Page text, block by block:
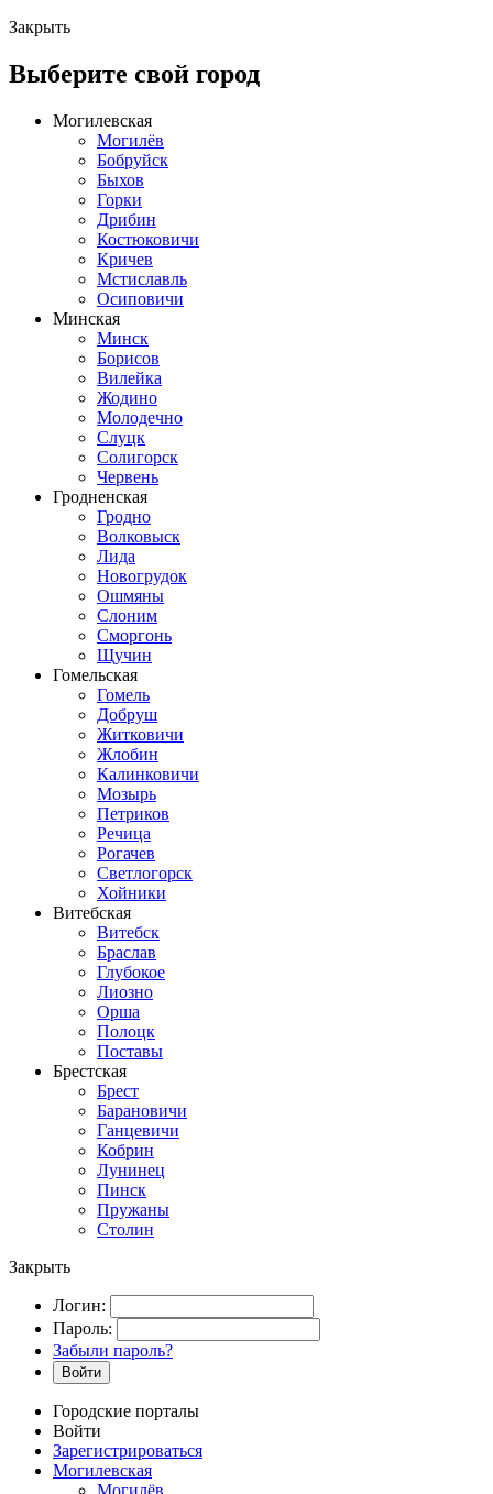
Закрыть
Выберите свой город
Могилевская
Могилёв
Бобруйск
Быхов
Горки
Дрибин
Костюковичи
Кричев
Мстиславль
Осиповичи
Минская
Минск
Борисов
Вилейка
Жодино
Молодечно
Слуцк
Солигорск
Червень
Гродненская
Гродно
Волковыск
Лида
Новогрудок
Ошмяны
Слоним
Сморгонь
Щучин
Гомельская
Гомель
Добруш
Житковичи
Жлобин
Калинковичи
Мозырь
Петриков
Речица
Рогачев
Светлогорск
Хойники
Витебская
Витебск
Браслав
Глубокое
Лиозно
Орша
Полоцк
Поставы
Брестская
Брест
Барановичи
Ганцевичи
Кобрин
Лунинец
Пинск
Пружаны
Столин
Закрыть
Логин:
Пароль:
Забыли пароль?
Войти
Городские порталы
Войти
Зарегистрироваться
Могилевская
Могилёв